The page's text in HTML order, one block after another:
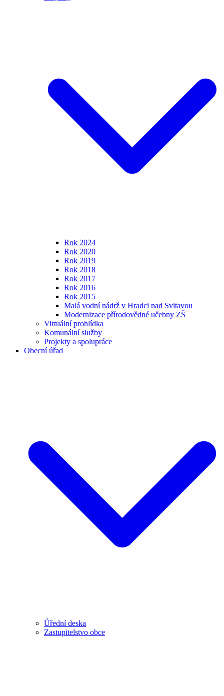
Rok 2024
Rok 2020
Rok 2019
Rok 2018
Rok 2017
Rok 2016
Rok 2015
Malá vodní nádrž v Hradci nad Svitavou
Modernizace přírodovědné učebny ZŠ
Virtuální prohlídka
Komunální služby
Projekty a spolupráce
Obecní úřad
Úřední deska
Zastupitelstvo obce